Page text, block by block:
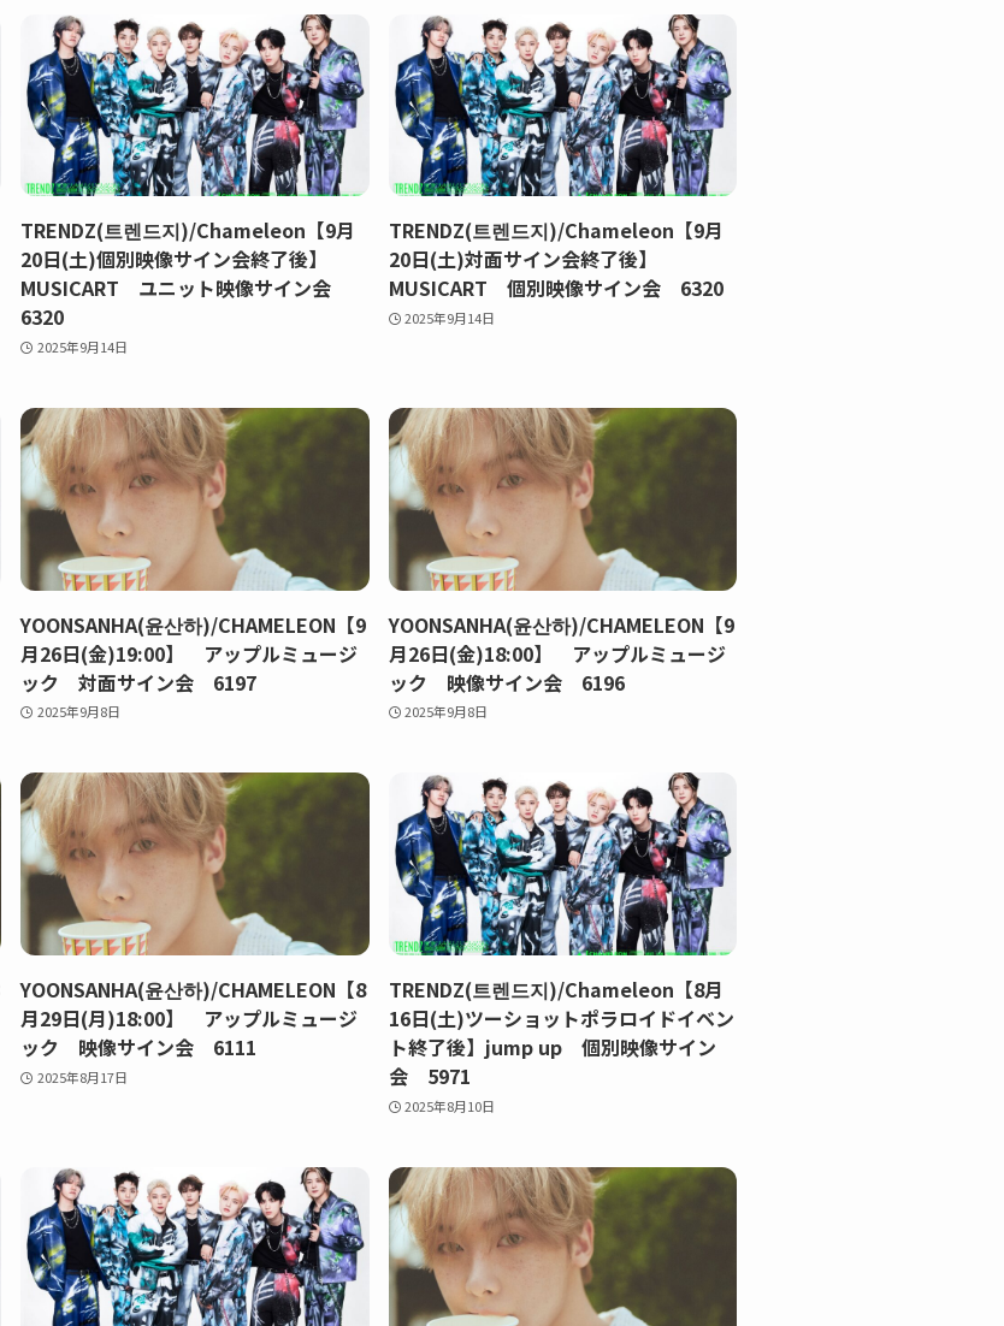
TRENDZ(트렌드지)/Chameleon【9月
20日(土)個別映像サイン会終了後】
MUSICART ユニット映像サイン会
6320
2025年9月14日
TRENDZ(트렌드지)/Chameleon【9月
20日(土)対面サイン会終了後】
MUSICART 個別映像サイン会 6320
2025年9月14日
YOONSANHA(윤산하)/CHAMELEON【9
月26日(金)19:00】 アップルミュージ
ック 対面サイン会 6197
2025年9月8日
YOONSANHA(윤산하)/CHAMELEON【9
月26日(金)18:00】 アップルミュージ
ック 映像サイン会 6196
2025年9月8日
YOONSANHA(윤산하)/CHAMELEON【8
月29日(月)18:00】 アップルミュージ
ック 映像サイン会 6111
2025年8月17日
TRENDZ(트렌드지)/Chameleon【8月
16日(土)ツーショットポラロイドイベン
ト終了後】jump up 個別映像サイン
会 5971
2025年8月10日